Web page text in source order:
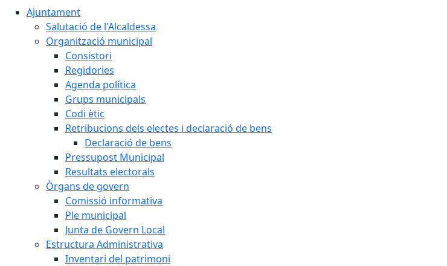
Ajuntament
Salutació de l'Alcaldessa
Organització municipal
Consistori
Regidories
Agenda política
Grups municipals
Codi ètic
Retribucions dels electes i declaració de bens
Declaració de bens
Pressupost Municipal
Resultats electorals
Òrgans de govern
Comissió informativa
Ple municipal
Junta de Govern Local
Estructura Administrativa
Inventari del patrimoni